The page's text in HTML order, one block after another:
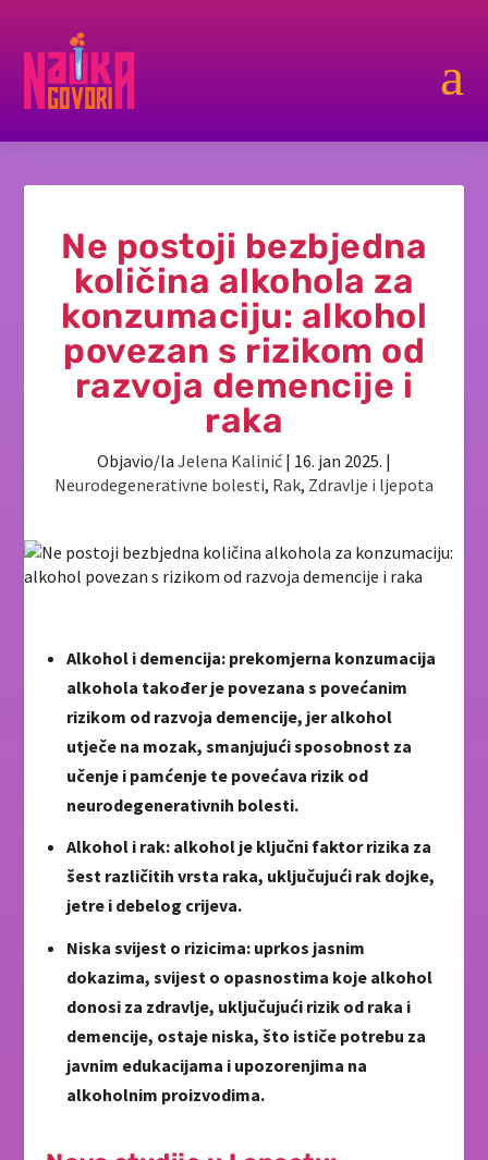
a
Ne postoji bezbjedna
količina alkohola za
konzumaciju: alkohol
povezan s rizikom od
razvoja demencije i
raka
Objavio/la Jelena Kalinić | 16. jan 2025. |
Neurodegenerativne bolesti, Rak, Zdravlje i ljepota
Alkohol i demencija: prekomjerna konzumacija
alkohola također je povezana s povećanim
rizikom od razvoja demencije, jer alkohol
utječe na mozak, smanjujući sposobnost za
učenje i pamćenje te povećava rizik od
neurodegenerativnih bolesti.
Alkohol i rak: alkohol je ključni faktor rizika za
šest različitih vrsta raka, uključujući rak dojke,
jetre i debelog crijeva.
Niska svijest o rizicima: uprkos jasnim
dokazima, svijest o opasnostima koje alkohol
donosi za zdravlje, uključujući rizik od raka i
demencije, ostaje niska, što ističe potrebu za
javnim edukacijama i upozorenjima na
alkoholnim proizvodima.